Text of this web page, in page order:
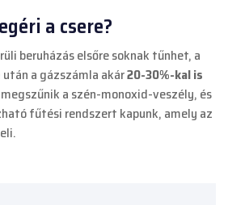
a csere?
beruházás elsőre soknak tűnhet, a
után a gázszámla akár20-30%-kal is
a szén-monoxid-veszély, és
fűtési rendszert kapunk, amely az